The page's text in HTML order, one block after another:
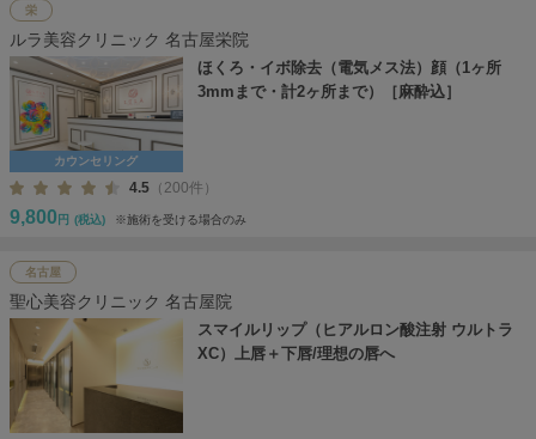
栄
ルラ美容クリニック 名古屋栄院
カウンセリング
ほくろ・イボ除去（電気メス法）顔（1ヶ所
3mmまで・計2ヶ所まで）［麻酔込］
4.5 （200件）
9,800 円 (税込) ※施術を受ける場合のみ
名古屋
聖心美容クリニック 名古屋院
スマイルリップ（ヒアルロン酸注射 ウルトラ
XC）上唇＋下唇/理想の唇へ